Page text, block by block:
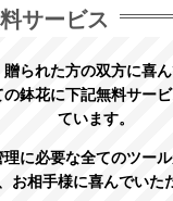
サービス
贈られた方の双方に喜
の鉢花に下記無料サー
ています。
に必要な全てのツー
お相手様に喜んでいた